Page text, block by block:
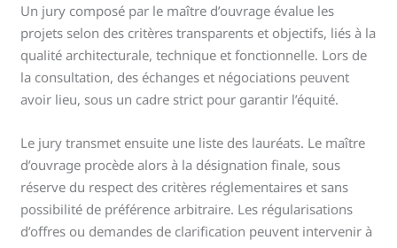
Un jury composé par le maître d’ouvrage évalue les
projets selon des critères transparents et objectifs, liés à la
qualité architecturale, technique et fonctionnelle. Lors de
la consultation, des échanges et négociations peuvent
avoir lieu, sous un cadre strict pour garantir l’équité.
Le jury transmet ensuite une liste des lauréats. Le maître
d’ouvrage procède alors à la désignation finale, sous
réserve du respect des critères réglementaires et sans
possibilité de préférence arbitraire. Les régularisations
d’offres ou demandes de clarification peuvent intervenir à